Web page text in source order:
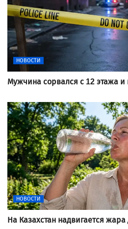
НОВОСТИ
Мужчина сорвался с 12 этажа и
НОВОСТИ
На Казахстан надвигается жара